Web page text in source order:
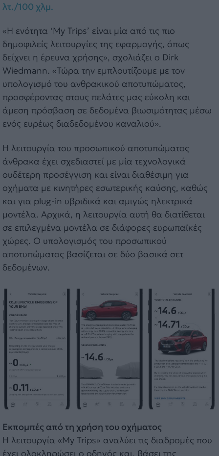
λτ./100 χλμ.
«Η ενότητα ‘My Trips’ είναι μία από τις πιο
δημοφιλείς λειτουργίες της εφαρμογής, όπως
δείχνει η έρευνα χρήσης», σχολιάζει ο Dirk
Wiedmann. «Τώρα την εμπλουτίζουμε με τον
υπολογισμό του ανθρακικού αποτυπώματος,
προσφέροντας στους πελάτες μας εύκολη και
άμεση πρόσβαση σε δεδομένα βιωσιμότητας μέσω
ενός ευρέως διαδεδομένου καναλιού».
Η λειτουργία του προσωπικού αποτυπώματος
άνθρακα έχει σχεδιαστεί με μία τεχνολογικά
ουδέτερη προσέγγιση και είναι διαθέσιμη για
οχήματα με κινητήρες εσωτερικής καύσης, καθώς
και για plug-in υβριδικά και αμιγώς ηλεκτρικά
μοντέλα. Αρχικά, η λειτουργία αυτή θα διατίθεται
σε επιλεγμένα μοντέλα σε διάφορες ευρωπαϊκές
χώρες. Ο υπολογισμός του προσωπικού
αποτυπώματος βασίζεται σε δύο βασικά σετ
δεδομένων.
Εκπομπές από τη χρήση του οχήματος
Η λειτουργία «My Trips» αναλύει τις διαδρομές που
έχει ολοκληρώσει ο οδηγός και, βάσει της